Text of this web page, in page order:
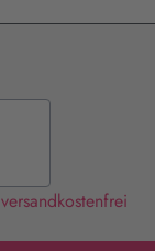
versandkostenfrei